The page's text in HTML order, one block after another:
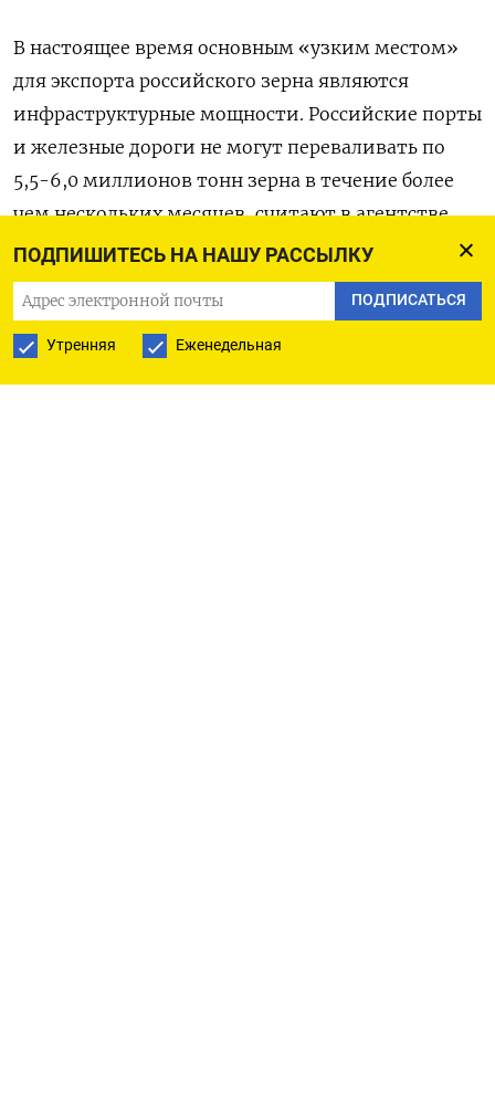
ПОДПИШИТЕСЬ НА НАШУ РАССЫЛКУ
ПОДПИСАТЬСЯ
Утренняя Еженедельная
В настоящее время основным «узким местом»
для экспорта российского зерна являются
инфраструктурные мощности. Российские порты
и железные дороги не могут переваливать по
5,5-6,0 миллионов тонн зерна в течение более
чем нескольких месяцев, считают в агентстве.
(Ольга Попова)
ПОДПИСАТЬСЯ НА ТЕЛЕГРАМ